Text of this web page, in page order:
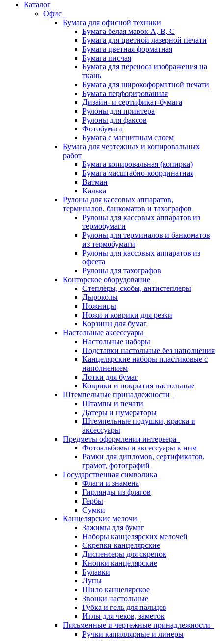
Каталог
Офис
Бумага для офисной техники
Бумага белая марок А, В, С
Бумага для цветной лазерной печати
Бумага цветная форматная
Бумага писчая
Бумага для переноса изображения на
ткань
Бумага для широкоформатной печати
Бумага перфорированная
Дизайн- и сертификат-бумага
Рулоны для принтера
Рулоны для факсов
Фотобумага
Бумага с магнитным слоем
Бумага для чертежных и копировальных
работ
Бумага копировальная (копирка)
Бумага масштабно-координатная
Ватман
Калька
Рулоны для кассовых аппаратов,
терминалов, банкоматов и тахографов
Рулоны для кассовых аппаратов из
термобумаги
Рулоны для терминалов и банкоматов
из термобумаги
Рулоны для кассовых аппаратов из
офсета
Рулоны для тахографов
Конторское оборудование
Степлеры, скобы, антистеплеры
Дыроколы
Ножницы
Ножи и коврики для резки
Корзины для бумаг
Настольные аксессуары
Настольные наборы
Подставки настольные без наполнения
Канцелярские наборы пластиковые с
наполнением
Лотки для бумаг
Коврики и покрытия настольные
Штемпельные принадлежности
Штампы и печати
Датеры и нумераторы
Штемпельные подушки, краска и
аксессуары
Предметы оформления интерьера
Фотоальбомы и аксессуары к ним
Рамки для дипломов, сертификатов,
грамот, фотографий
Государственная символика
Флаги и знамена
Гирлянды из флагов
Гербы
Сумки
Канцелярские мелочи
Зажимы для бумаг
Наборы канцелярских мелочей
Скрепки канцелярские
Диспенсеры для скрепок
Кнопки канцелярские
Булавки
Лупы
Шило канцелярское
Звонки настольные
Губка и гель для пальцев
Иглы для чеков, заметок
Письменные и чертежные принадлежности
Ручки капиллярные и линеры